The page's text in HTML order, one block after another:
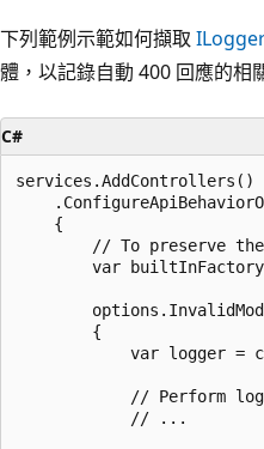
下列範例示範如何擷取
體，以記錄自動 400 回應的相
C#
services.AddControllers()
    {
// To preserve
var
        {
var logger =
// Perform
            // ...